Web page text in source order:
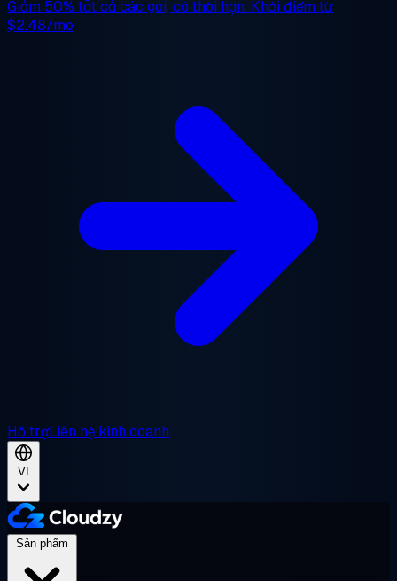
Giảm 50% tất cả các gói, có thời hạn. Khởi điểm từ
$2.48/mo
Hỗ trợLiên hệ kinh doanh
VI